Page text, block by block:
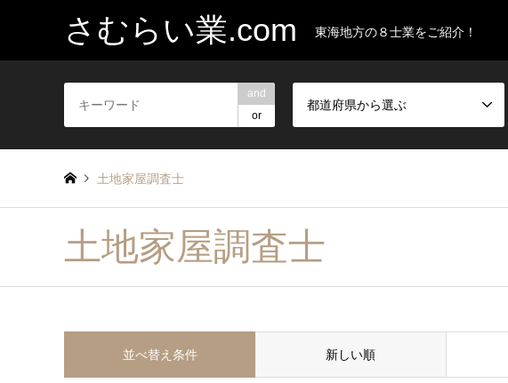
さむらい業.com 東海地方の８士業をご紹介！
and
or
都道府県から選ぶ
土地家屋調査士
土地家屋調査士
並べ替え条件 新しい順